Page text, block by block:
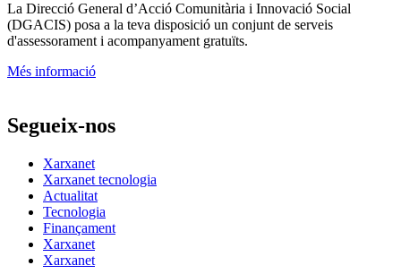
La Direcció General d’Acció Comunitària i Innovació Social
(DGACIS) posa a la teva disposició un conjunt de serveis
d'assessorament i acompanyament gratuïts.
Més informació
Segueix-nos
Xarxanet
Xarxanet tecnologia
Actualitat
Tecnologia
Finançament
Xarxanet
Xarxanet